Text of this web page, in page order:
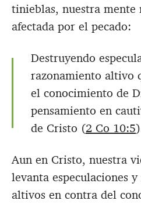
tinieblas, nuestra mente
afectada por el pecado:
Destruyendo
razonamiento altivo
el conocimiento de
pensamiento en
de Cristo (2 Co 10:5
Aun en Cristo, nuestra
levanta especulaciones
altivos en contra del